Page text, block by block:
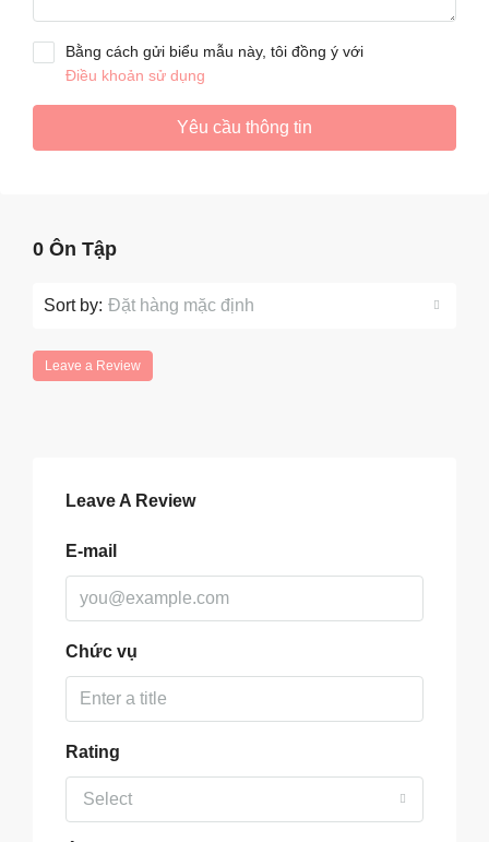
Bằng cách gửi biểu mẫu này, tôi đồng ý với
Điều khoản sử dụng
Yêu cầu thông tin
0 Ôn Tập
Sort by: Đặt hàng mặc định
Leave a Review
Leave A Review
E-mail
Chức vụ
Rating
Select